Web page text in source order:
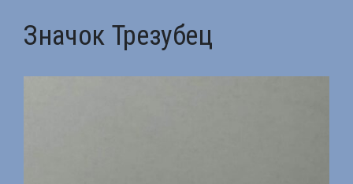
Значок Трезубец